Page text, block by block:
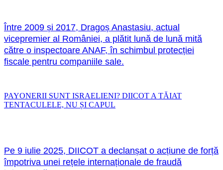
Între 2009 și 2017, Dragoș Anastasiu, actual
vicepremier al României, a plătit lună de lună mită
către o inspectoare ANAF, în schimbul protecției
fiscale pentru companiile sale.
PAYONERII SUNT ISRAELIENI? DIICOT A TĂIAT
TENTACULELE, NU ȘI CAPUL
Pe 9 iulie 2025, DIICOT a declanșat o acțiune de forță
împotriva unei rețele internaționale de fraudă